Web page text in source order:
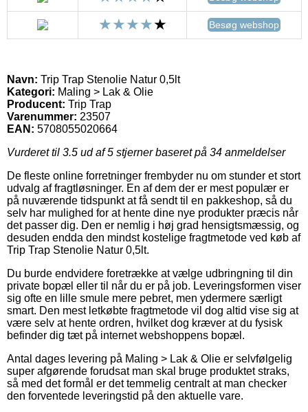
Besøg webshop
Navn: Trip Trap Stenolie Natur 0,5lt
Kategori: Maling > Lak & Olie
Producent: Trip Trap
Varenummer: 23507
EAN: 5708055020664
Vurderet til 3.5 ud af 5 stjerner baseret på 34 anmeldelser
De fleste online forretninger frembyder nu om stunder et stort
udvalg af fragtløsninger. En af dem der er mest populær er
på nuværende tidspunkt at få sendt til en pakkeshop, så du
selv har mulighed for at hente dine nye produkter præcis når
det passer dig. Den er nemlig i høj grad hensigtsmæssig, og
desuden endda den mindst kostelige fragtmetode ved køb af
Trip Trap Stenolie Natur 0,5lt.
Du burde endvidere foretrække at vælge udbringning til din
private bopæl eller til når du er på job. Leveringsformen viser
sig ofte en lille smule mere pebret, men ydermere særligt
smart. Den mest letkøbte fragtmetode vil dog altid vise sig at
være selv at hente ordren, hvilket dog kræver at du fysisk
befinder dig tæt på internet webshoppens bopæl.
Antal dages levering på Maling > Lak & Olie er selvfølgelig
super afgørende forudsat man skal bruge produktet straks,
så med det formål er det temmelig centralt at man checker
den forventede leveringstid på den aktuelle vare.